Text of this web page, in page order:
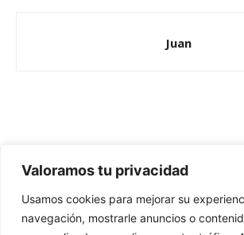
Valoramos tu privacidad
Usamos cookies para mejorar su
navegación, mostrarle anuncios o
Juan
Redes Cristianas
Una mirada alternativa sobre la Iglesia católica y la
- Colectivos de Redes Cristianas